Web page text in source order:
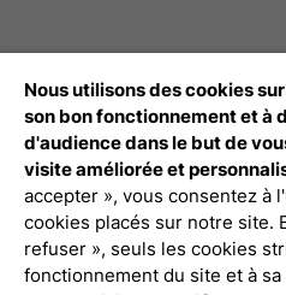
Débloquez tout le
Connexion
Nous utilisons des cookies
son bon fonctionnement et à
d'audience dans le but de
visite améliorée et
accepter », vous consentez à
cookies placés sur notre site.
refuser », seuls les cookies
fonctionnement du site et à